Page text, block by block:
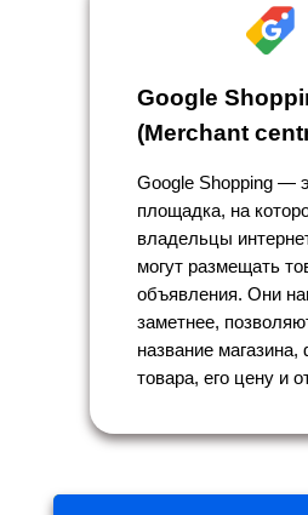
Google
(Merchant
Google Shopping —
площадка, на
владельцы
могут размещать
объявления. Они
заметнее,
название
товара, его цену и